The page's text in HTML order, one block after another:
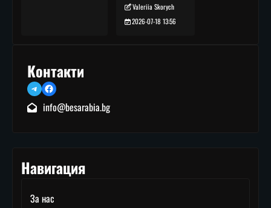
Valeriia Skorych
2026-07-18 13:56
Контакти
TelegramFacebook
info@besarabia.bg
Навигация
За нас